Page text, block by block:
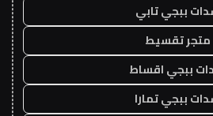
ببجي تابي
متجر تقسيط
ببجي اقساط
ببجي تمارا